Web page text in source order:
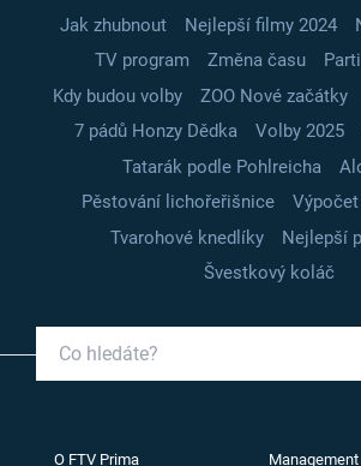
Jak zhubnout Nejlepší filmy 2024
TV program
Změna času
Kdy budou volby
ZOO Nové začátky
7 pádů Honzy Dědka
Volby 2025
Tatarák podle Pohlreicha
Pěstování lichořeřišnice
Tvarohové knedlíky
Nejlepší
Švestkový koláč
O FTV Prima Management